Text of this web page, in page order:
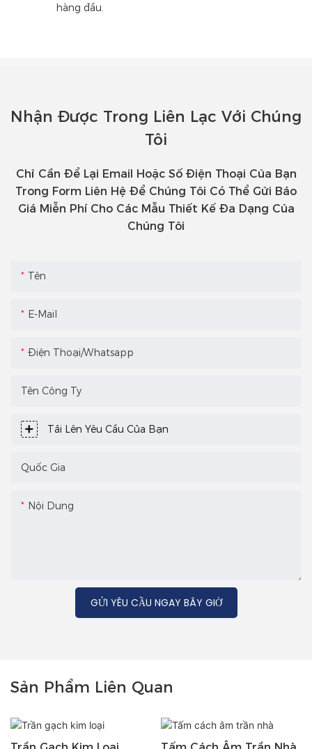
hàng đầu.
Nhận Được Trong Liên Lạc Với Chúng
Tôi
Chỉ Cần Để Lại Email Hoặc Số Điện Thoại Của Bạn
Trong Form Liên Hệ Để Chúng Tôi Có Thể Gửi Báo
Giá Miễn Phí Cho Các Mẫu Thiết Kế Đa Dạng Của
Chúng Tôi
Tên
E-Mail
Điện Thoại/Whatsapp
Tên Công Ty
Tải Lên Yêu Cầu Của Bạn
Quốc Gia
Nội Dung
GỬI YÊU CẦU NGAY BÂY GIỜ
Sản Phẩm Liên Quan